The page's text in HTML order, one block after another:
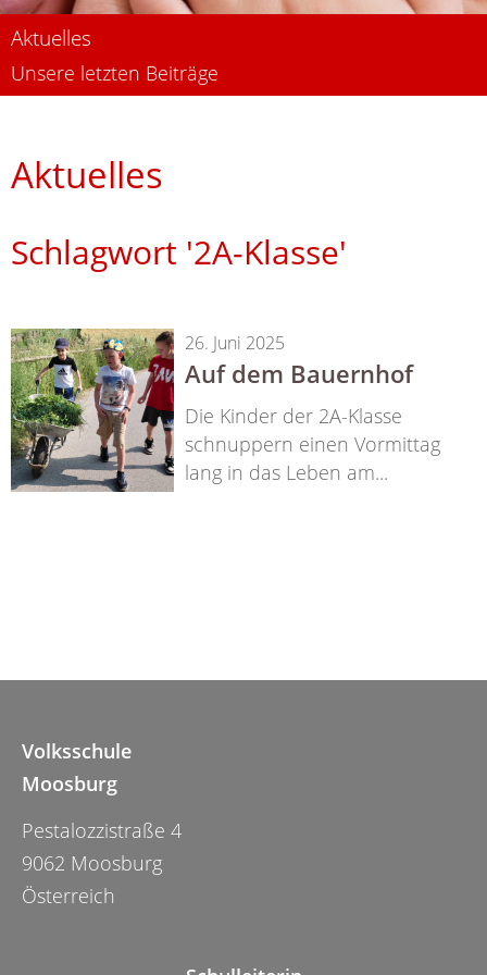
Aktuelles
Unsere letzten Beiträge
Aktuelles
Schlagwort '2A-Klasse'
26. Juni 2025
Auf dem Bauernhof
Die Kinder der 2A-Klasse
schnuppern einen Vormittag
lang in das Leben am...
Volksschule
Moosburg
Pestalozzistraße 4
9062 Moosburg
Österreich